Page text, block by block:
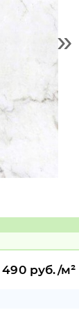
»
Код:
490 руб./м²